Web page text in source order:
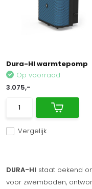
Dura-HI warmtepomp
Vergelijk
Op voorraad
3.075,-
DURA-HI staat bekend
voor zwembaden,